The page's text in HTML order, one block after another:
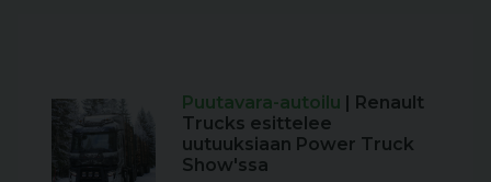
Puutavara-autoilu | Renault
Trucks esittelee
uutuuksiaan Power Truck
Show'ssa